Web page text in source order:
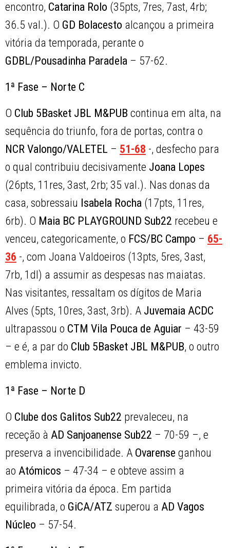
encontro, Catarina Rolo (35pts, 7res, 7ast, 4rb;
36.5 val.). O GD Bolacesto alcançou a primeira
vitória da temporada, perante o
GDBL/Pousadinha Paradela – 57-62.
1ª Fase – Norte C
O Club 5Basket JBL M&PUBcontinua em alta, na
sequência do triunfo, fora de portas, contra o
NCR Valongo/VALETEL – 51-68 -, desfecho para
o qual contribuiu decisivamente Joana Lopes
(26pts, 11res, 3ast, 2rb; 35 val.). Nas donas da
casa, sobressaiu Isabela Rocha (17pts, 11res,
6rb). O Maia BC PLAYGROUND Sub22 recebeu e
venceu, categoricamente, o FCS/BC Campo – 65-
36 -, com Joana Valdoeiros (13pts, 5res, 3ast,
7rb, 1dl) a assumir as despesas nas maiatas.
Nas visitantes, ressaltam os dígitos de Maria
Alves (5pts, 10res, 3ast, 3rb). A Juvemaia ACDC
ultrapassou o CTM Vila Pouca de Aguiar – 43-59
– e é, a par do Club 5Basket JBL M&PUB, o outro
emblema invicto.
1ª Fase – Norte D
O Clube dos Galitos Sub22 prevaleceu, na
receção à AD Sanjoanense Sub22 – 70-59 –, e
preserva a invencibilidade. A Ovarense ganhou
ao Atómicos – 47-34 – e obteve assim a
primeira vitória da época. Em partida
equilibrada, o GiCA/ATZ superou a AD Vagos
Núcleo – 57-54.